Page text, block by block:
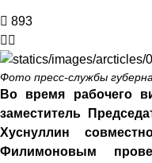
893
Фото пресс-службы
Во время рабочего
заместитель
Хуснуллин
Филимоновым